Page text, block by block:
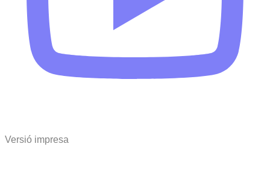
Versió impresa